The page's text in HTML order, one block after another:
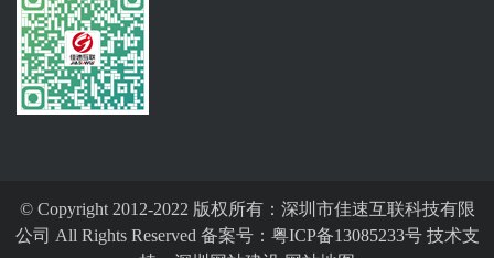
© Copyright 2012-2022 版权所有：深圳市佳速互联科技有限
公司 All Rights Reserved 备案号： 粤ICP备13085233号技术支